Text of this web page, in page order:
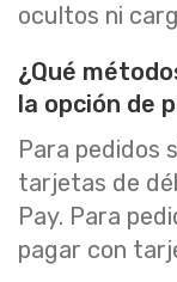
ocultos ni
¿Qué
la opción de
Para pedidos
tarjetas de
Pay. Para
pagar con